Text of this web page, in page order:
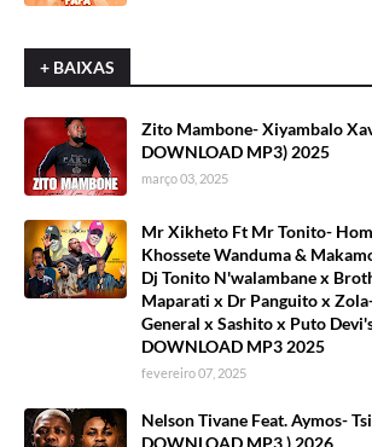
+ BAIXAS
Zito Mambone- Xiyambalo
DOWNLOAD MP3) 2025
março 03, 2025
Mr Xikheto Ft Mr Tonito-
Khossete Wanduma &
Dj Tonito N'walambane x
Maparati x Dr Panguito x
General x Sashito x Puto
DOWNLOAD MP3 2025
fevereiro 07, 2025
Nelson Tivane Feat. Aymos-
DOWNLOAD MP3 ) 2026